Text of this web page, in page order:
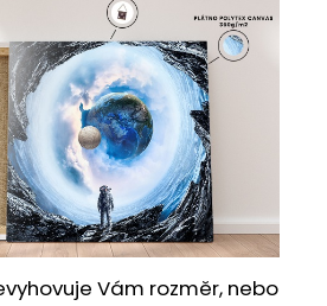
Vám rozměr, nebo